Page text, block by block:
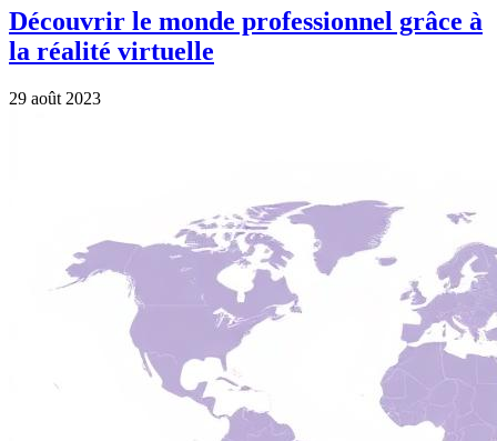
Découvrir le monde professionnel grâce à
la réalité virtuelle
29 août 2023